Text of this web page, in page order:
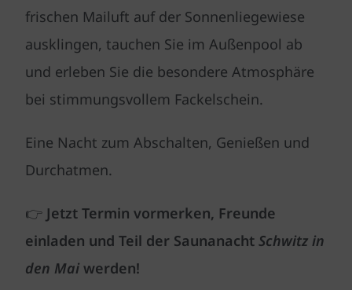
frischen Mailuft auf der Sonnenliegewiese
ausklingen, tauchen Sie im Außenpool ab
und erleben Sie die besondere Atmosphäre
bei stimmungsvollem Fackelschein.
Eine Nacht zum Abschalten, Genießen und
Durchatmen.
👉 Jetzt Termin vormerken, Freunde
einladen und Teil der SaunanachtSchwitz in
den Mai werden!